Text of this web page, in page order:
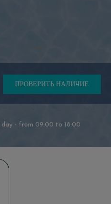
day - from 09:00 to 18:00